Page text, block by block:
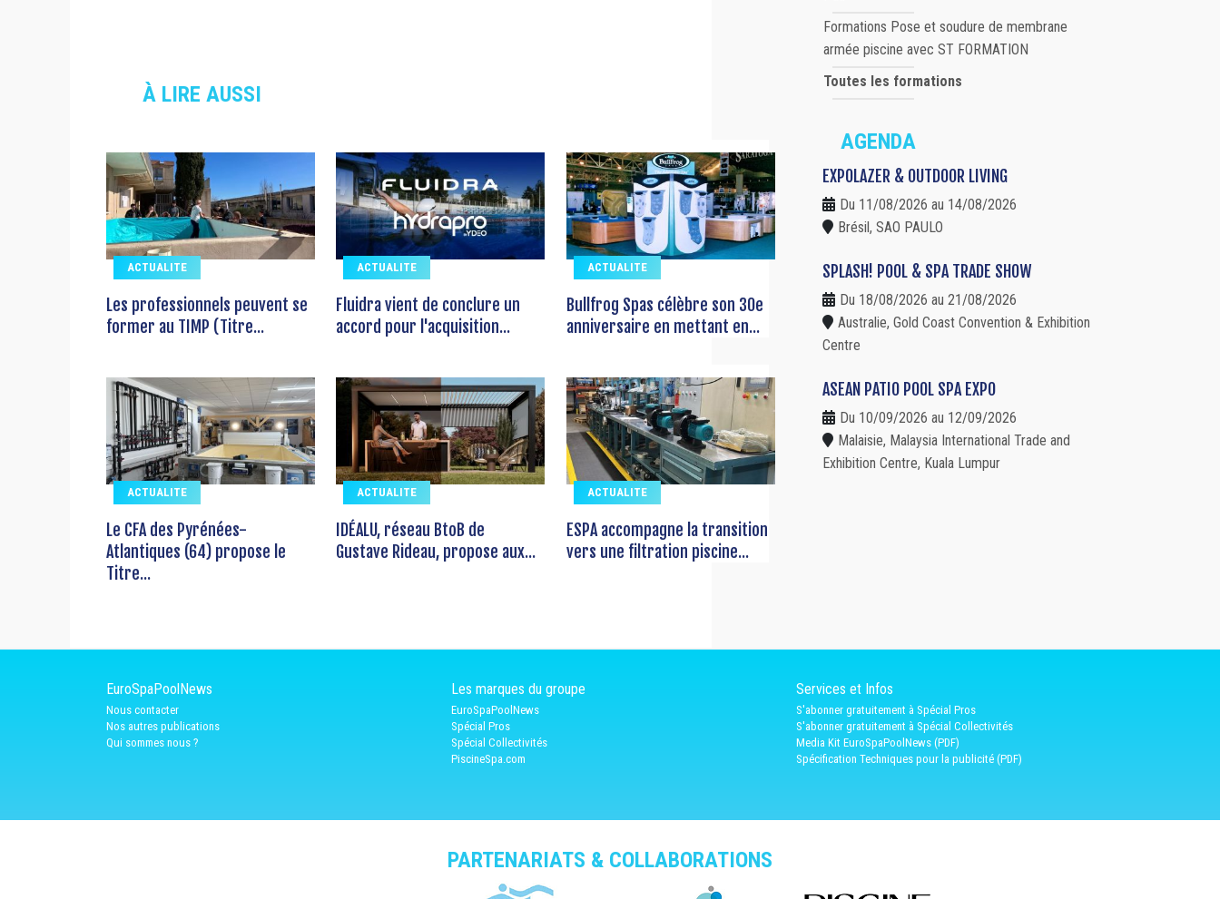
À LIRE AUSSI
ACTUALITE
Les professionnels peuvent se
former au TIMP (Titre...
ACTUALITE
Fluidra vient de conclure un
accord pour l'acquisition...
ACTUALITE
Bullfrog Spas célèbre son 30e
anniversaire en mettant en...
ACTUALITE
Le CFA des Pyrénées-
Atlantiques (64) propose le
Titre...
ACTUALITE
IDÉALU, réseau BtoB de
Gustave Rideau, propose aux...
ACTUALITE
ESPA accompagne la transition
vers une filtration piscine...
Formations Pose et soudure de membrane
armée piscine avec ST FORMATION
Toutes les formations
AGENDA
EXPOLAZER & OUTDOOR LIVING
Du 11/08/2026 au 14/08/2026
Brésil, SAO PAULO
SPLASH! POOL & SPA TRADE SHOW
Du 18/08/2026 au 21/08/2026
Australie, Gold Coast Convention & Exhibition
Centre
ASEAN PATIO POOL SPA EXPO
Du 10/09/2026 au 12/09/2026
Malaisie, Malaysia International Trade and
Exhibition Centre, Kuala Lumpur
EuroSpaPoolNews
Nous contacter
Nos autres publications
Qui sommes nous ?
Les marques du groupe
EuroSpaPoolNews
Spécial Pros
Spécial Collectivités
PiscineSpa.com
Services et Infos
S'abonner gratuitement à Spécial Pros
S'abonner gratuitement à Spécial Collectivités
Media Kit EuroSpaPoolNews (PDF)
Spécification Techniques pour la publicité (PDF)
PARTENARIATS & COLLABORATIONS